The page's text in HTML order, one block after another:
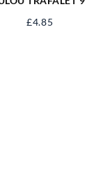
£4.85